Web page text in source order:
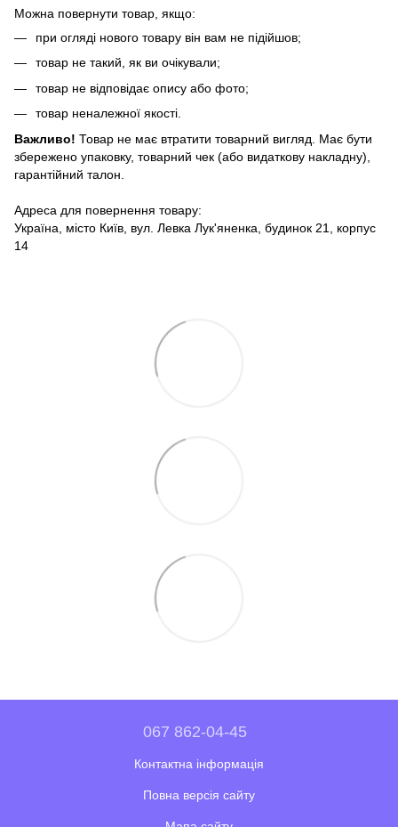
Можна повернути товар, якщо:
при огляді нового товару він вам не підійшов;
товар не такий, як ви очікували;
товар не відповідає опису або фото;
товар неналежної якості.
Важливо! Товар не має втратити товарний вигляд. Має бути
збережено упаковку, товарний чек (або видаткову накладну),
гарантійний талон.
Адреса для повернення товару:
Україна, місто Київ, вул. Левка Лук'яненка, будинок 21, корпус
14
067 862-04-45
Контактна інформація
Повна версія сайту